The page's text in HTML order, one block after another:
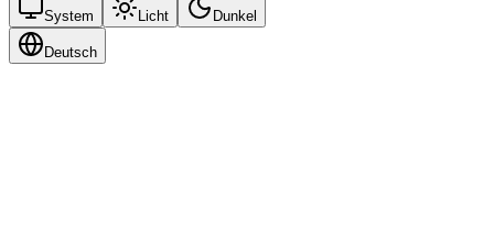
System Licht Dunkel
Deutsch